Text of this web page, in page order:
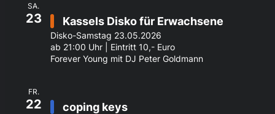
SA.
23 Kassels Disko für Erwachsene
Disko-Samstag 23.05.2026
ab 21:00 Uhr | Eintritt 10,- Euro
Forever Young mit DJ Peter Goldmann
FR.
22 coping keys